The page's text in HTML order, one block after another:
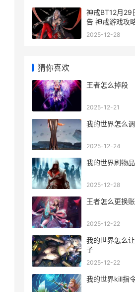
神戒BT12月29
告 神戒游戏攻
2025-12-28
猜你喜欢
王者怎么掉段
2025-12-21
我的世界怎么
2025-12-24
我的世界刷物品
2025-12-28
王者怎么更换
2025-12-22
我的世界怎么
子
2025-12-22
我的世界kill指